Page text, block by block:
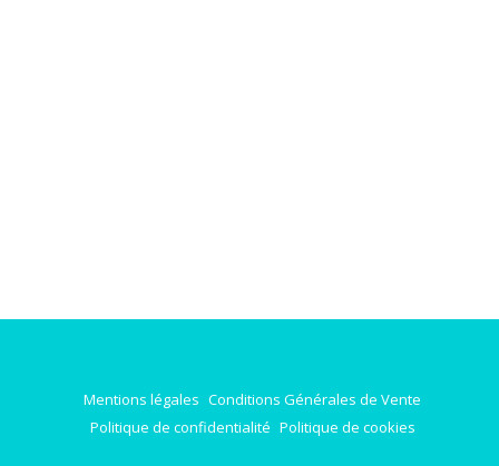
Mentions légales Conditions Générales de Vente
Politique de confidentialité Politique de cookies